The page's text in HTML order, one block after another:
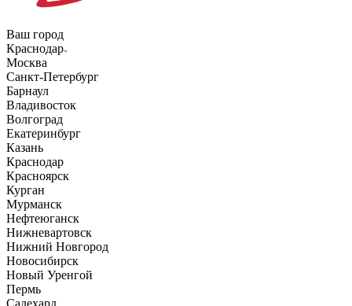
Ваш город
Краснодар
Москва
Санкт-Петербург
Барнаул
Владивосток
Волгоград
Екатеринбург
Казань
Краснодар
Красноярск
Курган
Мурманск
Нефтеюганск
Нижневартовск
Нижний Новгород
Новосибирск
Новый Уренгой
Пермь